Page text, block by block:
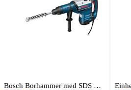
Bosch Borhammer med SDS max GBH 8-45 DV Professional i transportkoffert med ekstrahåndtak